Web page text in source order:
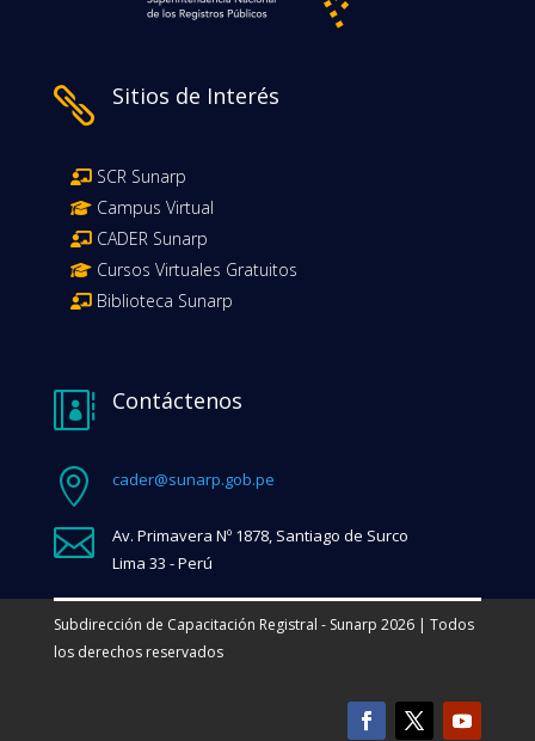
 Sitios de Interés
SCR Sunarp
Campus Virtual
CADER Sunarp
Cursos Virtuales Gratuitos
Biblioteca Sunarp
 Contáctenos
 cader@sunarp.gob.pe

Av. Primavera Nº 1878, Santiago de Surco
Lima 33 - Perú
Subdirección de Capacitación Registral - Sunarp 2026 | Todos
los derechos reservados